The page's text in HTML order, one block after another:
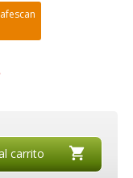
carrito